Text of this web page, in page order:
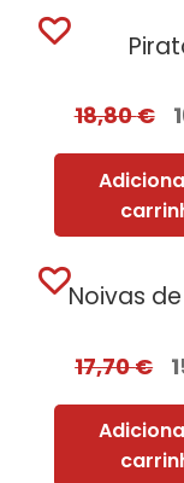
18,80€
Noivas
17,70€